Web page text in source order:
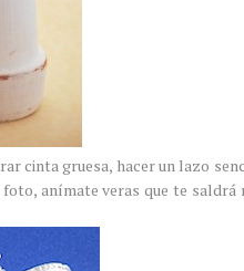
cinta gruesa, hacer un lazo
anímate veras que te saldrá